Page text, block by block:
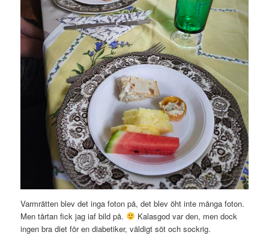
Varmrätten blev det inga foton på, det blev öht inte många foton.
Men tårtan fick jag iaf bild på.
Kalasgod var den, men dock
ingen bra diet för en diabetiker, väldigt söt och sockrig.